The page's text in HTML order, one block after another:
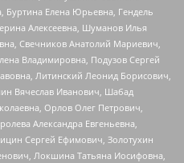
Буртина Елена Юрьевна, Гендель
Алексеевна, Шуманов Илья
Свечников Анатолий Мариевич,
Владимировна, Подузов Сергей
Литинский Леонид Борисович,
Вячеслав Иванович, Шабад
Орлов Олег Петрович,
Александра Евгеньевна,
Сергей Ефимович, Золотухин
Локшина Татьяна Иосифовна,